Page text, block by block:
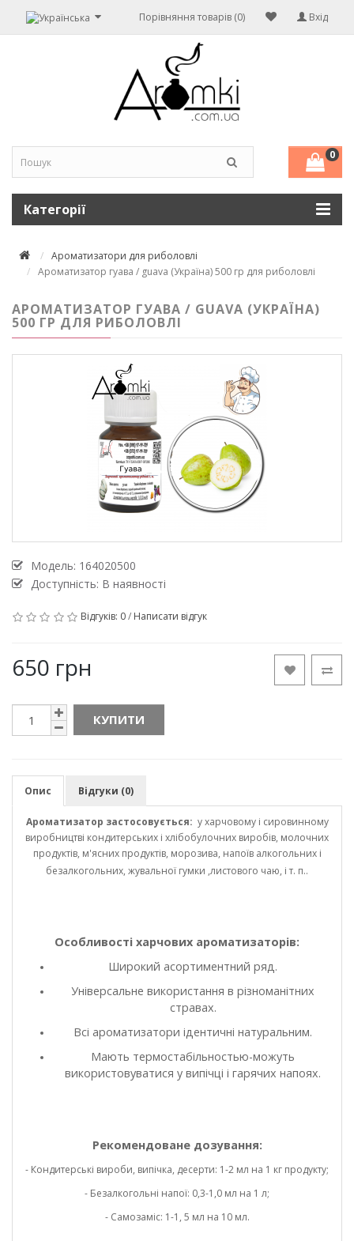
Вхід
Порівняння товарів (0)
0
Категорії
Ароматизатори для риболовлі
Ароматизатор гуава / guava (Україна) 500 гр для риболовлі
АРОМАТИЗАТОР ГУАВА / GUAVA (УКРАЇНА)
500 ГР ДЛЯ РИБОЛОВЛІ
Модель: 164020500
Доступність: В наявності
Відгуків: 0/ Написати відгук
650 грн
КУПИТИ
Опис Відгуки (0)
Ароматизатор застосовується: у харчовому і сировинному
виробництві кондитерських і хлібобулочних виробів, молочних
продуктів, м'ясних продуктів, морозива, напоїв алкогольних і
безалкогольних, жувальної гумки ,листового чаю, і т. п..
Особливості харчових ароматизаторів:
Широкий асортиментний ряд.
Універсальне використання в різноманітних
стравах.
Всі ароматизатори ідентичні натуральним.
Мають термостабільностью-можуть
використовуватися у випічці і гарячих напоях.
Рекомендоване дозування:
- Кондитерські вироби, випічка, десерти: 1-2 мл на 1 кг продукту;
- Безалкогольні напої: 0,3-1,0 мл на 1 л;
- Самозаміс: 1-1, 5 мл на 10 мл.